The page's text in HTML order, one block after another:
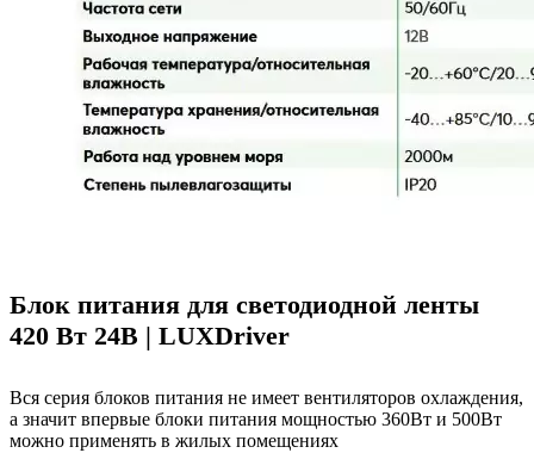
Блок питания для светодиодной ленты
420 Вт 24В | LUXDriver
Вся серия блоков питания не имеет вентиляторов охлаждения,
а значит впервые блоки питания мощностью 360Вт и 500Вт
можно применять в жилых помещениях